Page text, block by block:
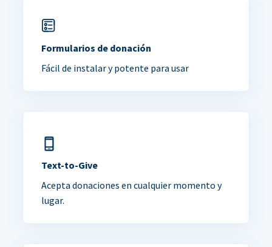
Formularios de donación
Fácil de instalar y potente para usar
Text-to-Give
Acepta donaciones en cualquier momento y
lugar.